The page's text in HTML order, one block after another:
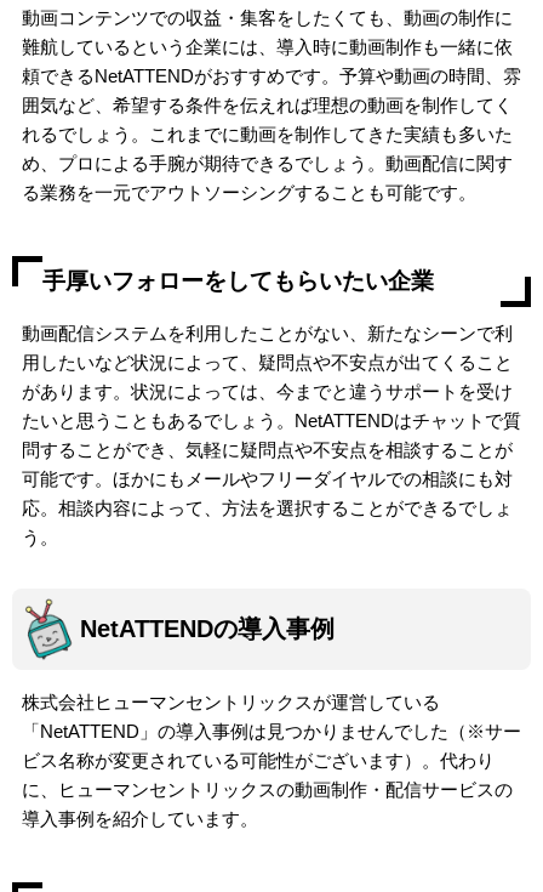
動画コンテンツでの収益・集客をしたくても、動画の制作に
難航しているという企業には、導入時に動画制作も一緒に依
頼できるNetATTENDがおすすめです。予算や動画の時間、雰
囲気など、希望する条件を伝えれば理想の動画を制作してく
れるでしょう。これまでに動画を制作してきた実績も多いた
め、プロによる手腕が期待できるでしょう。動画配信に関す
る業務を一元でアウトソーシングすることも可能です。
手厚いフォローをしてもらいたい企業
動画配信システムを利用したことがない、新たなシーンで利
用したいなど状況によって、疑問点や不安点が出てくること
があります。状況によっては、今までと違うサポートを受け
たいと思うこともあるでしょう。NetATTENDはチャットで質
問することができ、気軽に疑問点や不安点を相談することが
可能です。ほかにもメールやフリーダイヤルでの相談にも対
応。相談内容によって、方法を選択することができるでしょ
う。
NetATTENDの導入事例
株式会社ヒューマンセントリックスが運営している
「NetATTEND」の導入事例は見つかりませんでした（※サー
ビス名称が変更されている可能性がございます）。代わり
に、ヒューマンセントリックスの動画制作・配信サービスの
導入事例を紹介しています。